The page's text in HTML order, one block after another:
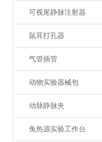
可视尾静脉注射器
鼠耳打孔器
气管插管
动物实验器械包
动脉静脉夹
兔热源实验工作台